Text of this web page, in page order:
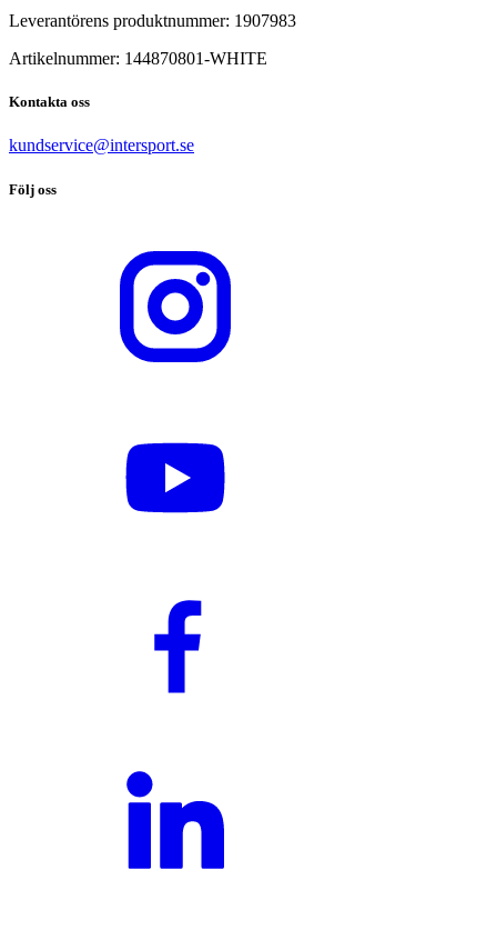
Leverantörens produktnummer: 1907983
Artikelnummer: 144870801-WHITE
Kontakta oss
kundservice@intersport.se
Följ oss